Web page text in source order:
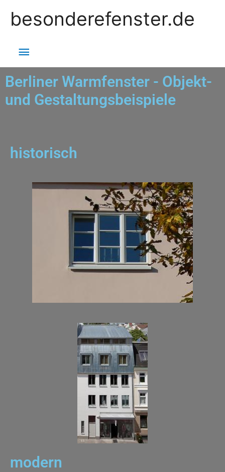
besonderefenster.de
Berliner Warmfenster - Objekt-
und Gestaltungsbeispiele
historisch
modern